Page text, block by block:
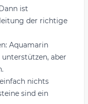
ist
der richtige
Aquamarin
aber
nichts
sind ein